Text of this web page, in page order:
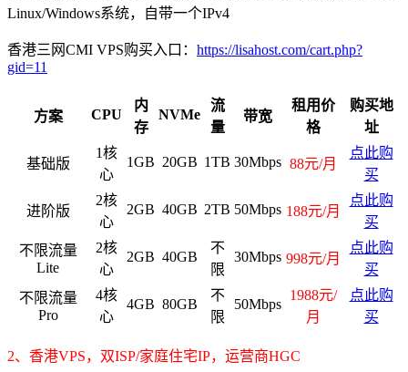
Linux/Windows系统，自带一个IPv4
香港三网CMI VPS购买入口： https://lisahost.com/cart.php?
gid=11
方案 CPU
内
存
NVMe
流
量
带宽
租用价
格
购买地
址
基础版
1核
心
1GB 20GB 1TB 30Mbps 88元/月
点此购
买
进阶版
2核
心
2GB 40GB 2TB 50Mbps 188元/月
点此购
买
不限流量
Lite
2核
心
2GB 40GB
不
限
30Mbps 998元/月
点此购
买
不限流量
Pro
4核
心
4GB 80GB
不
限
50Mbps
1988元/
月
点此购
买
2、香港VPS，双ISP/家庭住宅IP，运营商HGC